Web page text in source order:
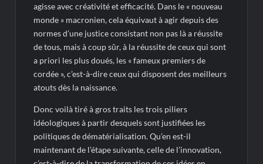
agisse avec créativité et efficacité. Dans le « nouveau
monde » macronien, cela équivaut à agir depuis des
normes d’une justice consistant non pas là a réussite
de tous, mais à coup sûr, à la réussite de ceux qui sont
a priori les plus doués, les « fameux premiers de
cordée », c’est-à-dire ceux qui disposent des meilleurs
atouts dès la naissance.
Donc voilà tiré à gros traits les trois piliers
idéologiques à partir desquels sont justifiées les
politiques de dématérialisation. Qu’en est-il
maintenant de l’étape suivante, celle de l’innovation,